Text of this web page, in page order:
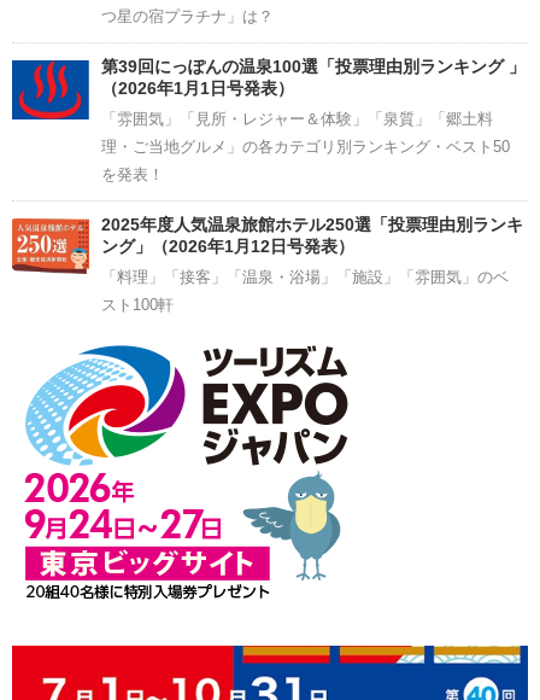
つ星の宿プラチナ」は？
第39回にっぽんの温泉100選「投票理由別ランキング 」
（2026年1月1日号発表）
「雰囲気」「見所・レジャー＆体験」「泉質」「郷土料
理・ご当地グルメ」の各カテゴリ別ランキング・ベスト50
を発表！
2025年度人気温泉旅館ホテル250選「投票理由別ランキ
ング」（2026年1月12日号発表）
「料理」「接客」「温泉・浴場」「施設」「雰囲気」のベ
スト100軒